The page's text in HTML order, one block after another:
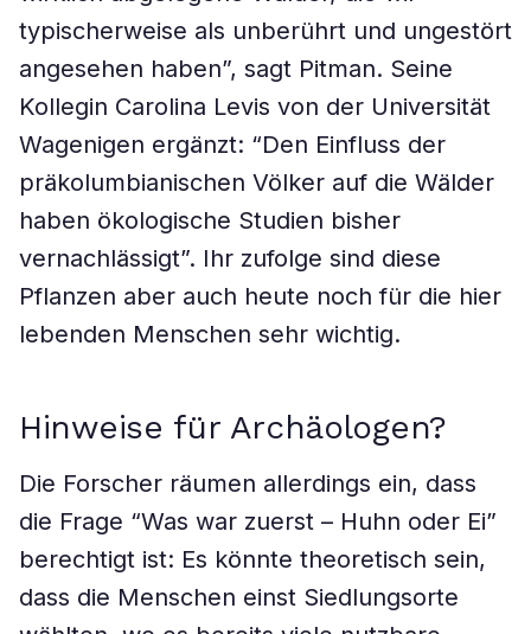
typischerweise als unberührt und ungestört
angesehen haben”, sagt Pitman. Seine
Kollegin Carolina Levis von der Universität
Wagenigen ergänzt: “Den Einfluss der
präkolumbianischen Völker auf die Wälder
haben ökologische Studien bisher
vernachlässigt”. Ihr zufolge sind diese
Pflanzen aber auch heute noch für die hier
lebenden Menschen sehr wichtig.
Hinweise für Archäologen?
Die Forscher räumen allerdings ein, dass
die Frage “Was war zuerst – Huhn oder Ei”
berechtigt ist: Es könnte theoretisch sein,
dass die Menschen einst Siedlungsorte